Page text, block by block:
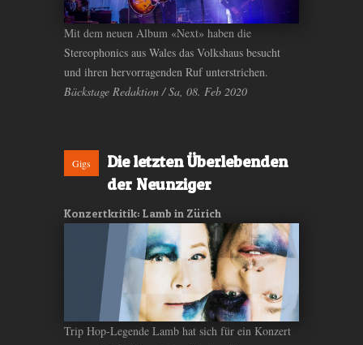
Mit dem neuen Album «Next» haben die
Stereophonics aus Wales das Volkshaus besucht
und ihren hervorragenden Ruf unterstrichen.
Bäckstage Redaktion / Sa, 08. Feb 2020
Gigs
Die letzten Überlebenden
der Neunziger
Konzertkritik: Lamb in Zürich
Trip Hop-Legende Lamb hat sich für ein Konzert